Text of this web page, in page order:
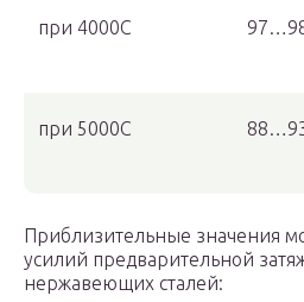
при 4000С
при 5000С
Приблизительные значения
усилий предварительной
нержавеющих сталей: